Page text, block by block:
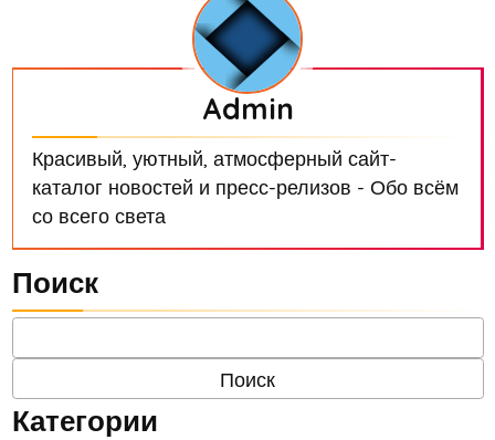
Admin
Красивый, уютный, атмосферный сайт-
каталог новостей и пресс-релизов - Обо всём
со всего света
Поиск
Категории